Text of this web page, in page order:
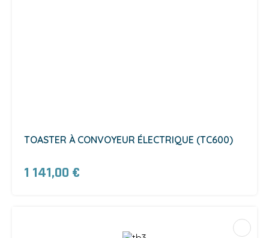
TOASTER À CONVOYEUR ÉLECTRIQUE (TC600)
1 141,00 €